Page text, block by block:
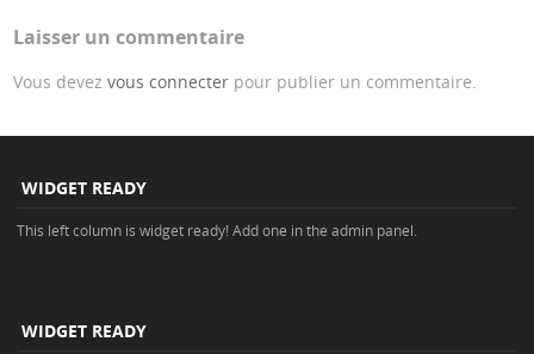
Laisser un commentaire
Vous devezvous connecter pour publier un commentaire.
WIDGET READY
This left column is widget ready! Add one in the admin panel.
WIDGET READY